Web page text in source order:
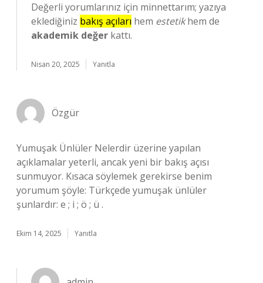
Değerli yorumlarınız için minnettarım; yazıya
eklediğiniz bakış açıları hem estetikhem de
akademik değer kattı.
Nisan 20, 2025 Yanıtla
Özgür
Yumuşak Ünlüler Nelerdir üzerine yapılan
açıklamalar yeterli, ancak yeni bir bakış açısı
sunmuyor. Kısaca söylemek gerekirse benim
yorumum şöyle: Türkçede yumuşak ünlüler
şunlardır: e ; i ; ö ; ü .
Ekim 14, 2025 Yanıtla